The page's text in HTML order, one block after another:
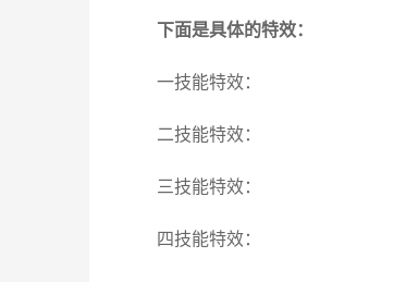
下面是具体的特效：
一技能特效：
二技能特效：
三技能特效：
四技能特效：